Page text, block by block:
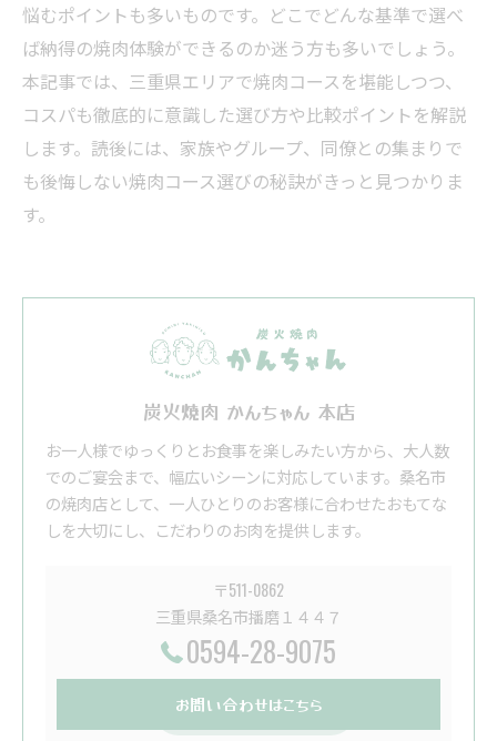
悩むポイントも多いものです。どこでどんな基準で選べ
ば納得の焼肉体験ができるのか迷う方も多いでしょう。
本記事では、三重県エリアで焼肉コースを堪能しつつ、
コスパも徹底的に意識した選び方や比較ポイントを解説
します。読後には、家族やグループ、同僚との集まりで
も後悔しない焼肉コース選びの秘訣がきっと見つかりま
す。
炭火焼肉 かんちゃん 本店
お一人様でゆっくりとお食事を楽しみたい方から、大人数
でのご宴会まで、幅広いシーンに対応しています。桑名市
の焼肉店として、一人ひとりのお客様に合わせたおもてな
しを大切にし、こだわりのお肉を提供します。
〒511-0862
三重県桑名市播磨１４４７
0594-28-9075
お問い合わせはこちら